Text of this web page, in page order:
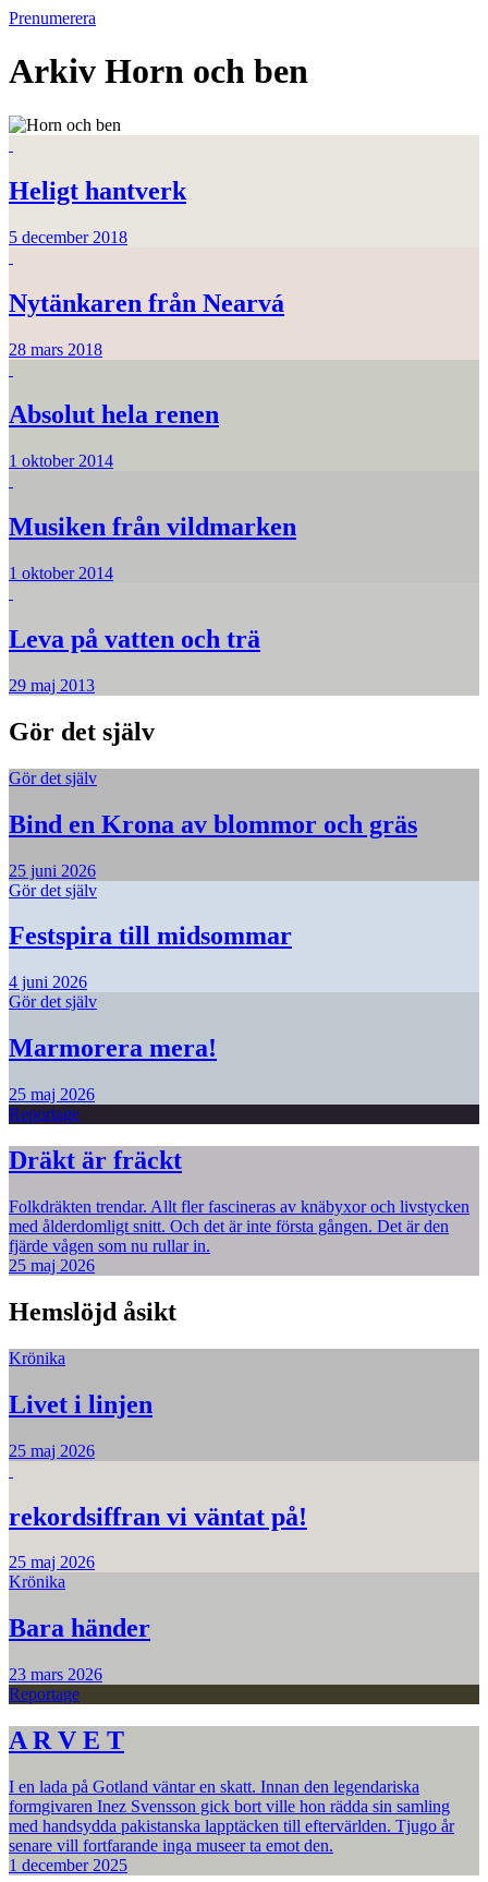
Prenumerera
Arkiv Horn och ben
Heligt hantverk
5 december 2018
Nytänkaren från Nearvá
28 mars 2018
Absolut hela renen
1 oktober 2014
Musiken från vildmarken
1 oktober 2014
Leva på vatten och trä
29 maj 2013
Gör det själv
Gör det själv
Bind en Krona av blommor och gräs
25 juni 2026
Gör det själv
Festspira till midsommar
4 juni 2026
Gör det själv
Marmorera mera!
25 maj 2026
Reportage
Dräkt är fräckt
Folkdräkten trendar. Allt fler fascineras av knäbyxor och livstycken
med ålderdomligt snitt. Och det är inte första gången. Det är den
fjärde vågen som nu rullar in.
25 maj 2026
Hemslöjd åsikt
Krönika
Livet i linjen
25 maj 2026
rekordsiffran vi väntat på!
25 maj 2026
Krönika
Bara händer
23 mars 2026
Reportage
A R V E T
I en lada på Gotland väntar en skatt. Innan den legendariska
formgivaren Inez Svensson gick bort ville hon rädda sin samling
med handsydda pakistanska lapptäcken till eftervärlden. Tjugo år
senare vill fortfarande inga museer ta emot den.
1 december 2025